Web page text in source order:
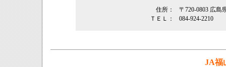
住所：
〒720-0803 広島
ＴＥＬ：
084-924-2210
JA福